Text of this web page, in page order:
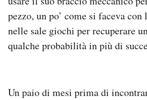
pezzo, un po’ come si faceva
nelle sale giochi per recuperare
qualche probabilità in più di
Un paio di mesi prima di